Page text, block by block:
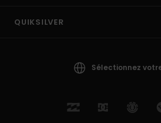
QUIKSILVER
Sélectionnez